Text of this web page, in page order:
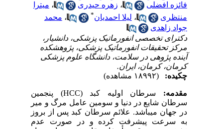
فائزه افضلی
،زهره حیدری ،میترا
منتظری
،لیلا احمدیان * ،محمد
جواد زاهدی
دکترای تخصصی انفورماتیک پزشکی، دانشیار،
مرکز تحقیقات انفورماتیک پزشکی، پژوهشکده
آینده پژوهی در سلامت، دانشگاه علوم پزشکی
کرمان، کرمان، ایران.
چکیده:
مقدمه:سرطان اولیه کبد HCC)) پنجمین
سرطان شایع در دنیا و سومین عامل مرگ و میر
در جهان می­باشد. علائم سرطان کبد پس از بروز
به سرعت پیشرفت کرده و در صورت عدم